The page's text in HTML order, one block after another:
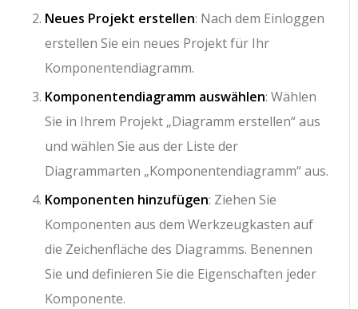
Neues Projekt erstellen: Nach dem Einloggen
erstellen Sie ein neues Projekt für Ihr
Komponentendiagramm.
Komponentendiagramm auswählen: Wählen
Sie in Ihrem Projekt „Diagramm erstellen“ aus
und wählen Sie aus der Liste der
Diagrammarten „Komponentendiagramm“ aus.
Komponenten hinzufügen: Ziehen Sie
Komponenten aus dem Werkzeugkasten auf
die Zeichenfläche des Diagramms. Benennen
Sie und definieren Sie die Eigenschaften jeder
Komponente.